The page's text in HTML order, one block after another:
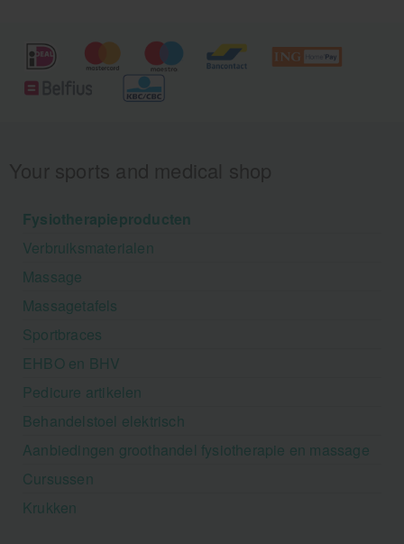
Fysiotherapieproducten
Verbruiksmaterialen
Massage
Massagetafels
Sportbraces
EHBO en BHV
Pedicure artikelen
Behandelstoel elektrisch
Aanbiedingen groothandel fysiotherapie en massage
Cursussen
Krukken